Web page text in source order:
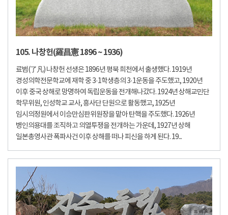
105. 나창헌(羅昌憲 1896 ~ 1936)
료범(了凡) 나창헌 선생은 1896년 평북 희천에서 출생했다. 1919년
경성의학전문학교에 재학 중 3·1학생층의 3·1운동을 주도했고, 1920년
이후 중국 상해로 망명하여 독립운동을 전개해나갔다. 1924년 상해교민단
학무위원, 인성학교 교사, 흥사단 단원으로 활동했고, 1925년
임시의정원에서 이승만심판위원장을 맡아 탄핵을 주도했다. 1926년
병인의용대를 조직하고 의열투쟁을 전개하는 가운데, 1927년 상해
일본총영사관 폭파사건 이후 상해를 떠나 피신을 하게 된다. 19...